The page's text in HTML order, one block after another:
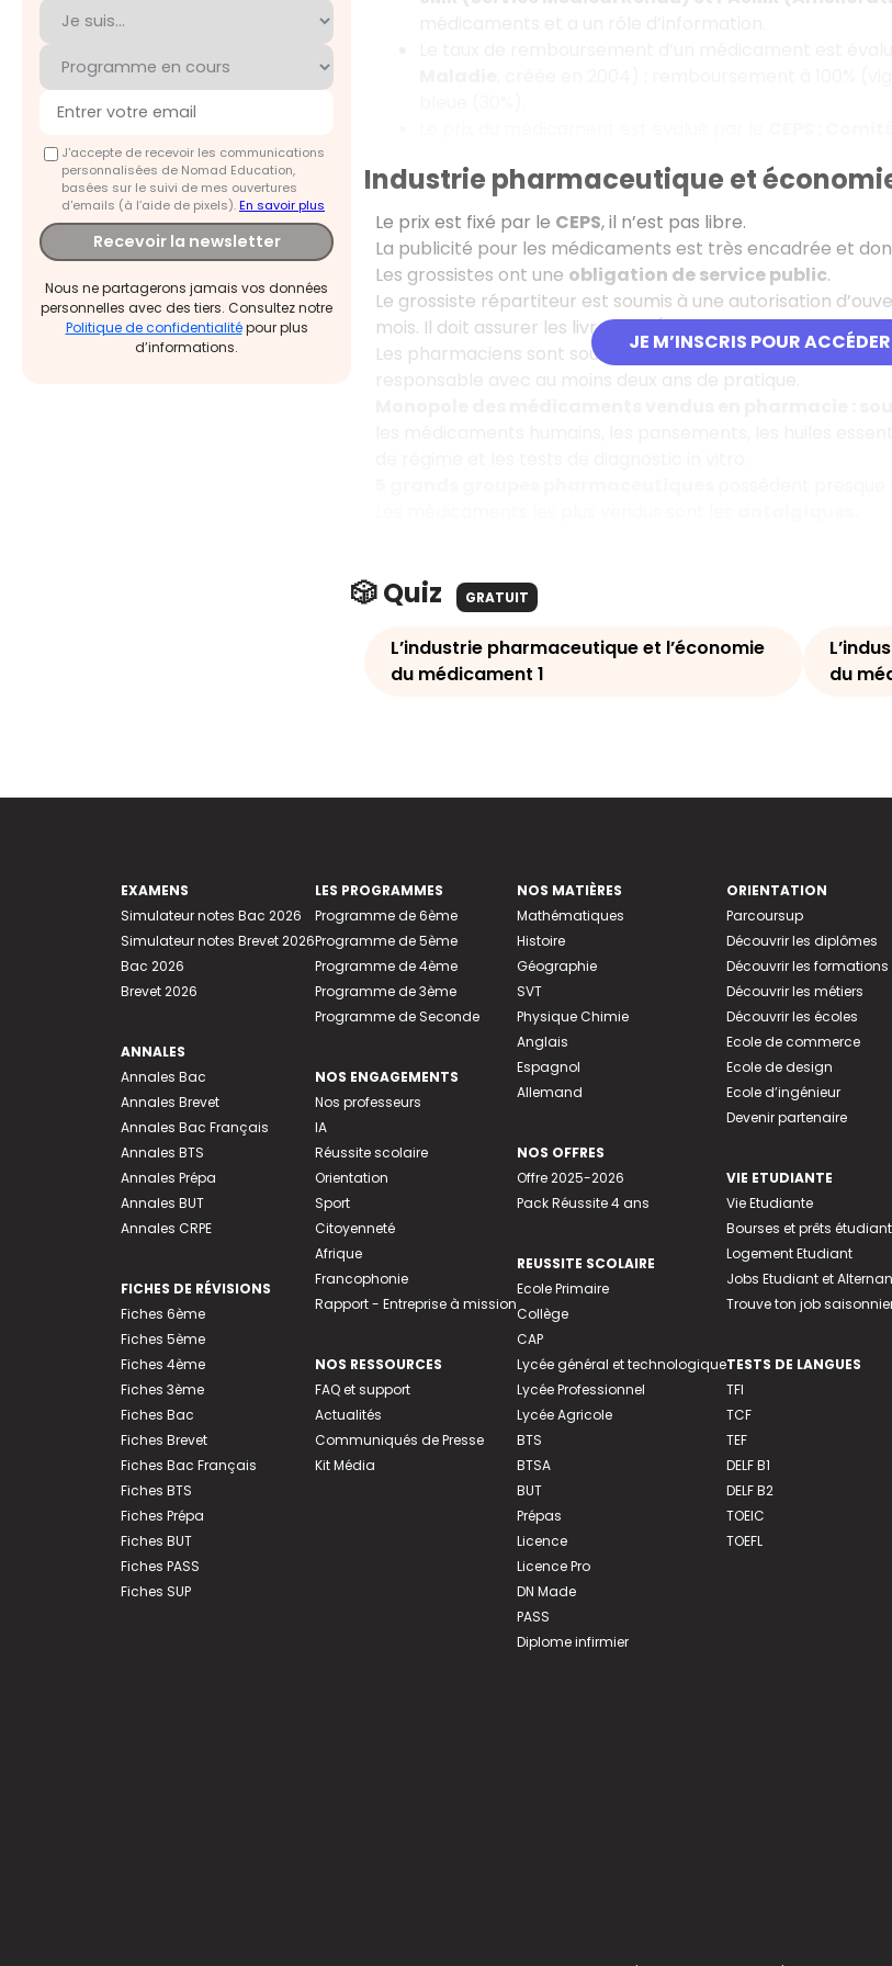
J'accepte de recevoir les communications
personnalisées de Nomad Education,
basées sur le suivi de mes ouvertures
d'emails (à l’aide de pixels).En savoir plus
Recevoir la newsletter
Nous ne partagerons jamais vos données
personnelles avec des tiers. Consultez notre
Politique de confidentialitépour plus
d’informations.
JE M’INSCRIS POUR
Industrie pharmaceutique et
Le prix est fixé par le CEPS, il n’est pas libre.
La publicité pour les médicaments est très encadrée et
Les grossistes ont une obligation de service public.
Le grossiste répartiteur est soumis à une autorisation
mois. Il doit assurer les livraisons (pendant au moins deux
Les pharmaciens sont soumis à une autorisation
responsable avec au moins deux ans de pratique.
🎲 Quiz GRATUIT
L’industrie pharmaceutique et l’économie
du médicament 1
du
EXAMENS
Simulateur notes Bac 2026
Simulateur notes Brevet 2026
Bac 2026
Brevet 2026
ANNALES
Annales Bac
Annales Brevet
Annales Bac Français
Annales BTS
Annales Prépa
Annales BUT
Annales CRPE
FICHES DE RÉVISIONS
Fiches 6ème
Fiches 5ème
Fiches 4ème
Fiches 3ème
Fiches Bac
Fiches Brevet
Fiches Bac Français
Fiches BTS
Fiches Prépa
Fiches BUT
Fiches PASS
Fiches SUP
LES PROGRAMMES
Programme de 6ème
Programme de 5ème
Programme de 4ème
Programme de 3ème
Programme de Seconde
NOS ENGAGEMENTS
Nos professeurs
IA
Réussite scolaire
Orientation
Sport
Citoyenneté
Afrique
Francophonie
Rapport - Entreprise à mission
NOS RESSOURCES
FAQ et support
Actualités
Communiqués de Presse
Kit Média
NOS MATIÈRES
Mathématiques
Histoire
Géographie
SVT
Physique Chimie
Anglais
Espagnol
Allemand
NOS OFFRES
Offre 2025-2026
Pack Réussite 4 ans
REUSSITE SCOLAIRE
Ecole Primaire
Collège
CAP
Lycée général et technologique
Lycée Professionnel
Lycée Agricole
BTS
BTSA
BUT
Prépas
Licence
Licence Pro
DN Made
PASS
Diplome infirmier
ORIENTATION
Parcoursup
Découvrir les diplômes
Découvrir les formations
Découvrir les métiers
Découvrir les écoles
Ecole de commerce
Ecole de design
Ecole d’ingénieur
Devenir partenaire
VIE ETUDIANTE
Vie Etudiante
Bourses et prêts
Logement Etudiant
Jobs Etudiant et
Trouve ton job
TESTS DE LANGUES
TFI
TCF
TEF
DELF B1
DELF B2
TOEIC
TOEFL